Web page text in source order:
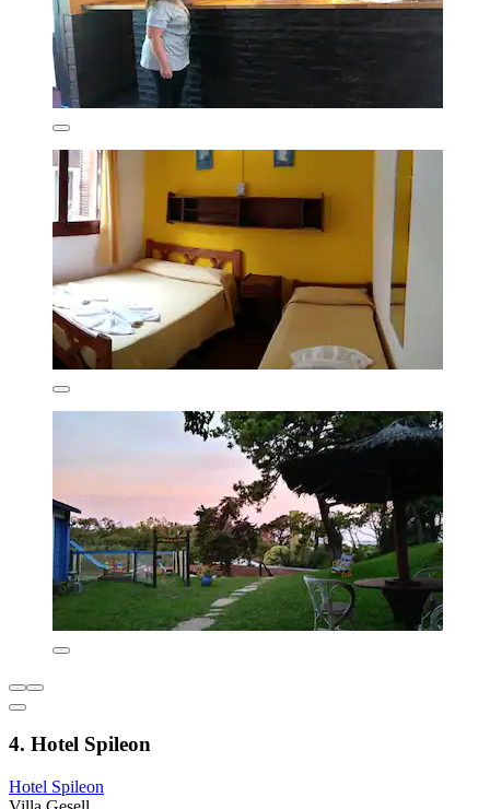
4. Hotel Spileon
Hotel Spileon